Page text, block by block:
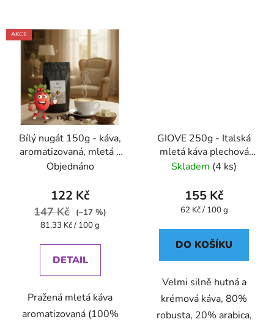
AKCE
Bílý nugát 150g - káva,
aromatizovaná, mletá -
Oxalis
Objednáno
122 Kč
147 Kč
(–17 %)
Měrná
81,33 Kč / 100 g
DETAIL
Pražená mletá káva
aromatizovaná (100%
GIOVE 250g - Italská
mletá káva plechová
dóza Caffe Pompeii
Skladem (4 ks)
155 Kč
Měrná
62 Kč / 100 g
DO KOŠÍKU
Velmi silně hutná a
krémová káva, 80%
robusta, 20% arabica,